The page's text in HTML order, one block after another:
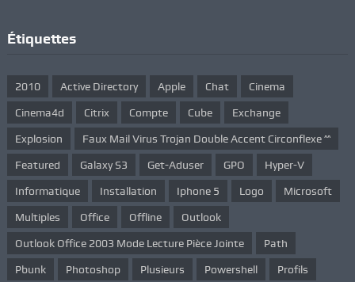
Étiquettes
2010 Active Directory Apple Chat Cinema
Cinema4d Citrix Compte Cube Exchange
Explosion Faux Mail Virus Trojan Double Accent Circonflexe ^^
Featured Galaxy S3 Get-Aduser GPO Hyper-V
Informatique Installation Iphone 5 Logo Microsoft
Multiples Office Offline Outlook
Outlook Office 2003 Mode Lecture Pièce Jointe Path
Pbunk Photoshop Plusieurs Powershell Profils